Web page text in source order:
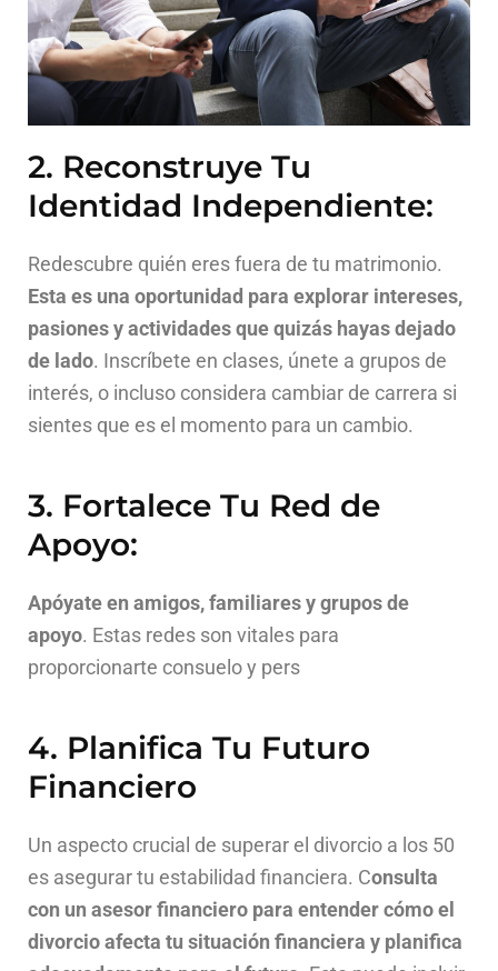
2. Reconstruye Tu
Identidad Independiente:
Redescubre quién eres fuera de tu matrimonio.
Esta es una oportunidad para explorar intereses,
pasiones y actividades que quizás hayas dejado
de lado. Inscríbete en clases, únete a grupos de
interés, o incluso considera cambiar de carrera si
sientes que es el momento para un cambio.
3. Fortalece Tu Red de
Apoyo:
Apóyate en amigos, familiares y grupos de
apoyo. Estas redes son vitales para
proporcionarte consuelo y pers
4. Planifica Tu Futuro
Financiero
Un aspecto crucial de superar el divorcio a los 50
es asegurar tu estabilidad financiera. Consulta
con un asesor financiero para entender cómo el
divorcio afecta tu situación financiera y planifica